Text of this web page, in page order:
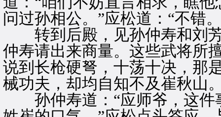
问过孙相公。”应松道：“不错
转到后殿，见孙仲寿和刘芳
仲寿请出来商量。这些武将所
说到长枪硬弩，十荡十决，那
械功夫，却均自知不及崔秋山
孙仲寿道：“应师爷，这件